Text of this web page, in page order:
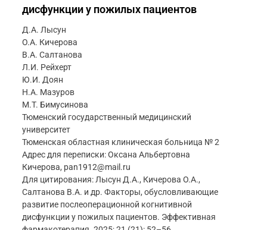
дисфункции у пожилых пациентов
Д.А. Лысун
О.А. Кичерова
В.А. Салтанова
Л.И. Рейхерт
Ю.И. Доян
Н.А. Мазуров
М.Т. Бимусинова
Тюменский государственный медицинский
университет
Тюменская областная клиническая больница № 2
Адрес для переписки: Оксана Альбертовна
Кичерова, pan1912@mail.ru
Для цитирования: Лысун Д.А., Кичерова О.А.,
Салтанова В.А. и др. Факторы, обусловливающие
развитие послеоперационной когнитивной
дисфункции у пожилых пациентов. Эффективная